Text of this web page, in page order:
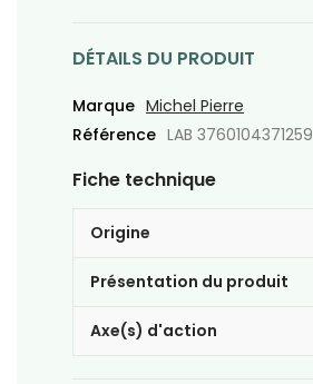
DÉTAILS DU PRODUIT
Marque Michel Pierre
Référence LAB 3760104371259
Fiche technique
Origine
Présentation du produit
Axe(s) d'action